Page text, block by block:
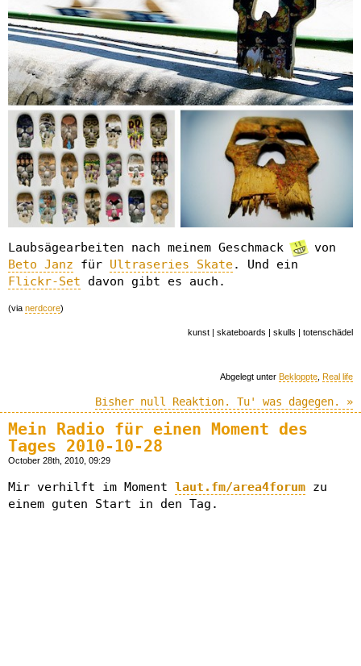
Laubsägearbeiten nach meinem Geschmack
von
Beto Janz für Ultraseries Skate. Und ein
Flickr-Set davon gibt es auch.
(via nerdcore)
kunst | skateboards | skulls | totenschädel
Abgelegt unter Bekloppte Real life
Bisher null Reaktion. Tu' was dagegen. »
Mein Radio für einen Moment des
Tages 2010-10-28
October 28th, 2010, 09:29
Mir verhilft im Moment laut.fm/area4forum zu
einem guten Start in den Tag.